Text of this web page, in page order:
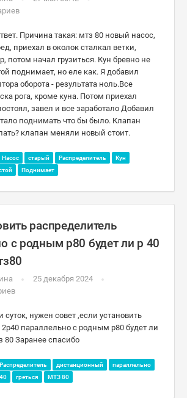
Причина такая: мтз 80 новый насос,
приехал в околок сталкал ветки,
потом начал грузиться. Кун бревно не
поднимает, но еле как. Я добавил
оборота - результата ноль.Все
рога, кроме куна. Потом приехал
завел и все заработало Добавил
поднимать что бы было. Клапан
клапан меняли новый стоит.
Насос старый Распределитель
Кун
Поднимает
распределитель
с родным р80 будет ли р 40
25 декабря 2024
суток, нужен совет ,если установить
2р40 параллельно с родным р80 будет ли
80 Заранее спасибо
Распределитель дистанционный
параллельно
греться МТЗ 80